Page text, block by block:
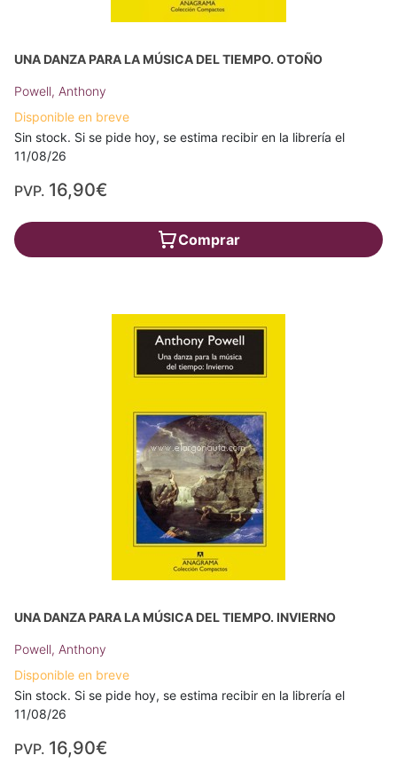
UNA DANZA PARA LA MÚSICA DEL TIEMPO. OTOÑO
Powell, Anthony
Disponible en breve
Sin stock. Si se pide hoy, se estima recibir en la librería el
11/08/26
PVP. 16,90€
Comprar
UNA DANZA PARA LA MÚSICA DEL TIEMPO. INVIERNO
Powell, Anthony
Disponible en breve
Sin stock. Si se pide hoy, se estima recibir en la librería el
11/08/26
PVP. 16,90€